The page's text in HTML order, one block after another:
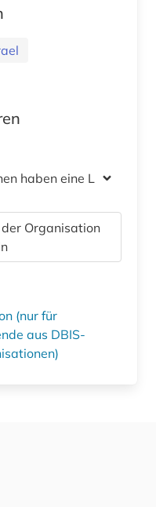
haben eine Lizenz
Organisation
(nur für
aus DBIS-